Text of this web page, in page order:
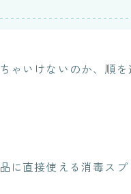
ゃいけないのか、順を
に直接使える消毒ス